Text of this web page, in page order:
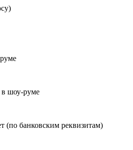
в шоу-руме
(по банковским реквизитам)